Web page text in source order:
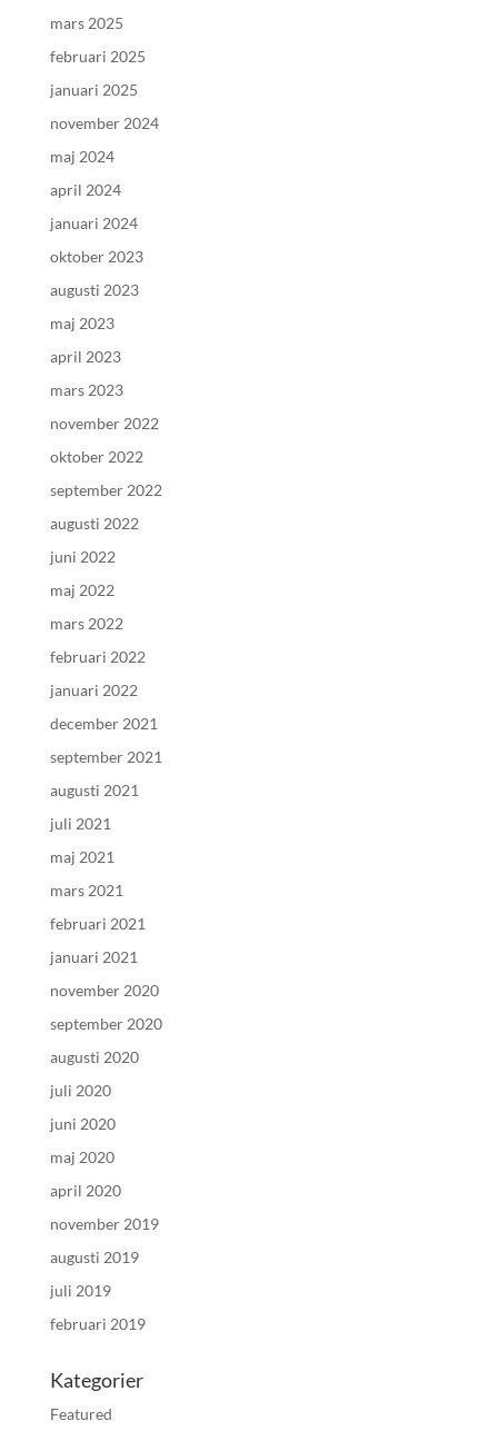
mars 2025
februari 2025
januari 2025
november 2024
maj 2024
april 2024
januari 2024
oktober 2023
augusti 2023
maj 2023
april 2023
mars 2023
november 2022
oktober 2022
september 2022
augusti 2022
juni 2022
maj 2022
mars 2022
februari 2022
januari 2022
december 2021
september 2021
augusti 2021
juli 2021
maj 2021
mars 2021
februari 2021
januari 2021
november 2020
september 2020
augusti 2020
juli 2020
juni 2020
maj 2020
april 2020
november 2019
augusti 2019
juli 2019
februari 2019
Kategorier
Featured